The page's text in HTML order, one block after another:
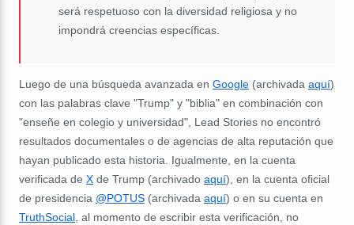
será respetuoso con la diversidad religiosa y no
impondrá creencias específicas.
Luego de una búsqueda avanzada en Google (archivada aquí)
con las palabras clave "Trump" y "biblia" en combinación con
"enseñe en colegio y universidad", Lead Stories no encontró
resultados documentales o de agencias de alta reputación que
hayan publicado esta historia. Igualmente, en la cuenta
verificada de X de Trump (archivado aquí), en la cuenta oficial
de presidencia @POTUS (archivada aquí) o en su cuenta en
TruthSocial, al momento de escribir esta verificación, no